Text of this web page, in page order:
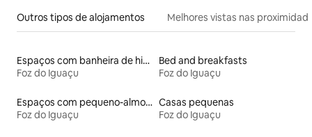
Outros tipos de alojamentos Melhores vistas nas
Espaços com banheira de hidromassagem
Foz do Iguaçu
Bed and breakfasts
Foz do Iguaçu
Espaços com pequeno-almoço
Foz do Iguaçu
Casas pequenas
Foz do Iguaçu